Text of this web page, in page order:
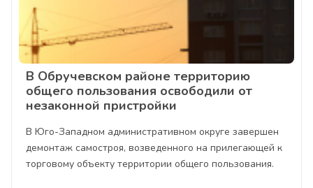
В Обручевском районе территорию
общего пользования освободили от
незаконной пристройки
В Юго-Западном административном округе завершен
демонтаж самостроя, возведенного на прилегающей к
торговому объекту территории общего пользования.